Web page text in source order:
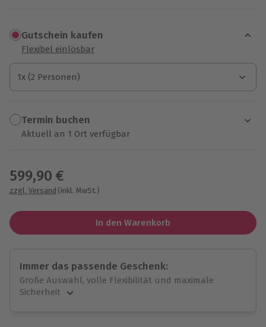
Gutschein kaufen
Flexibel einlösbar
1x (2 Personen)
1x (2 Personen)
1x (2 Personen)
Termin buchen
Aktuell an 1 Ort verfügbar
599,90 €
zzgl. Versand (inkl. MwSt.)
In den Warenkorb
Immer das passende Geschenk:
Große Auswahl, volle Flexibilität und maximale
Sicherheit